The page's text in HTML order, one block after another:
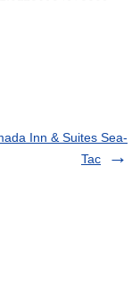
Inn & Suites Sea-
Tac